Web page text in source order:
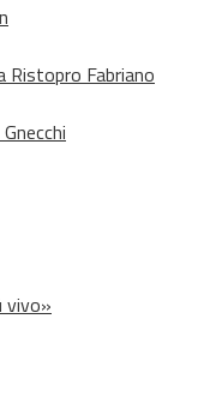
Ristopro Fabriano
vivo»